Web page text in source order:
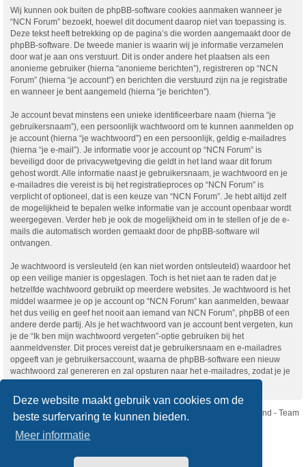
Deze website maakt gebruik van cookies om de
beste surfervaring te kunnen bieden.
Meer informatie
Wij kunnen ook buiten de phpBB-software cookies aanmaken wanneer je
“NCN Forum” bezoekt, hoewel dit document daarop niet van toepassing is.
Deze tekst heeft betrekking op de pagina’s die worden aangemaakt door de
phpBB-software. De tweede manier is waarin wij je informatie verzamelen
door wat je aan ons verstuurt. Dit is onder andere het plaatsen als een
anonieme gebruiker (hierna “anonieme berichten”), registreren op “NCN
Forum” (hierna “je account”) en berichten die verstuurd zijn na je registratie
en wanneer je bent aangemeld (hierna “je berichten”).
Je account bevat minstens een unieke identificeerbare naam (hierna “je
gebruikersnaam”), een persoonlijk wachtwoord om te kunnen aanmelden op
je account (hierna “je wachtwoord”) en een persoonlijk, geldig e-mailadres
(hierna “je e-mail”). Je informatie voor je account op “NCN Forum” is
beveiligd door de privacywetgeving die geldt in het land waar dit forum
gehost wordt. Alle informatie naast je gebruikersnaam, je wachtwoord en je
e-mailadres die vereist is bij het registratieproces op “NCN Forum” is
verplicht of optioneel, dat is een keuze van “NCN Forum”. Je hebt altijd zelf
de mogelijkheid te bepalen welke informatie van je account openbaar wordt
weergegeven. Verder heb je ook de mogelijkheid om in te stellen of je de e-
mails die automatisch worden gemaakt door de phpBB-software wil
ontvangen.
Je wachtwoord is versleuteld (en kan niet worden ontsleuteld) waardoor het
op een veilige manier is opgeslagen. Toch is het niet aan te raden dat je
hetzelfde wachtwoord gebruikt op meerdere websites. Je wachtwoord is het
middel waarmee je op je account op “NCN Forum” kan aanmelden, bewaar
het dus veilig en geef het nooit aan iemand van NCN Forum”, phpBB of een
andere derde partij. Als je het wachtwoord van je account bent vergeten, kun
je de “Ik ben mijn wachtwoord vergeten”-optie gebruiken bij het
aanmeldvenster. Dit proces vereist dat je gebruikersnaam en e-mailadres
opgeeft van je gebruikersaccount, waarna de phpBB-software een nieuw
wachtwoord zal genereren en zal opsturen naar het e-mailadres, zodat je je
opnieuw kunt aanmelden.
Nikon Club Nederland - Team
Forum
Copyright © Nikon Club Nederland 2023